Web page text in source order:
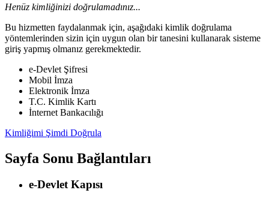
Henüz kimliğinizi doğrulamadınız...
Bu hizmetten faydalanmak için, aşağıdaki kimlik doğrulama
yöntemlerinden sizin için uygun olan bir tanesini kullanarak sisteme
giriş yapmış olmanız gerekmektedir.
e-Devlet Şifresi
Mobil İmza
Elektronik İmza
T.C. Kimlik Kartı
İnternet Bankacılığı
Kimliğimi Şimdi Doğrula
Sayfa Sonu Bağlantıları
e-Devlet Kapısı